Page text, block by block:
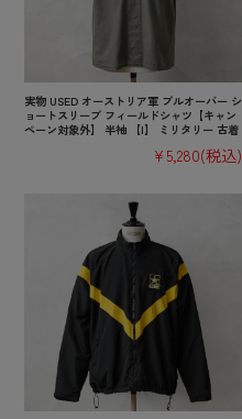
実物 USED オーストリア軍 プルオーバー シ
ョートスリーブ フィールドシャツ【キャン
ペーン対象外】 半袖 【I】 ミリタリー 古着
¥5,280(税込)